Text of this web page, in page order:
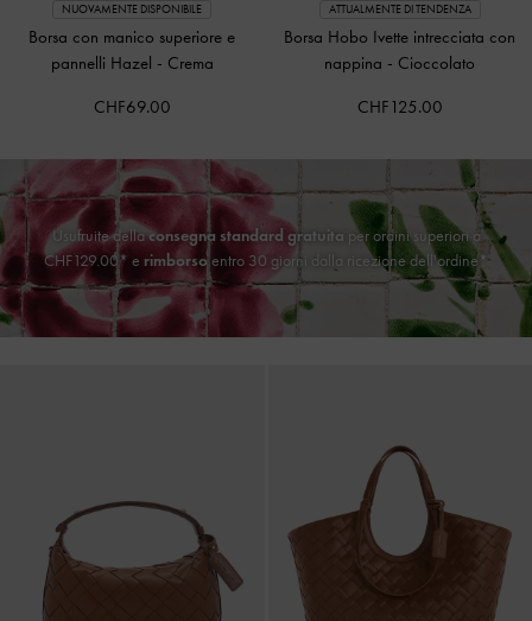
NUOVAMENTE DISPONIBILE
Borsa con manico superiore e
pannelli Hazel - Crema
CHF69.00
ATTUALMENTE DI TENDENZA
Borsa Hobo Ivette intrecciata con
nappina - Cioccolato
CHF125.00
Usufruite dellaconsegna standard gratuita per ordini superiori a
CHF129.00* e rimborso entro 30 giorni dalla ricezione dell'ordine*